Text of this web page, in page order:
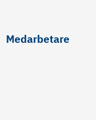
Medarbetare